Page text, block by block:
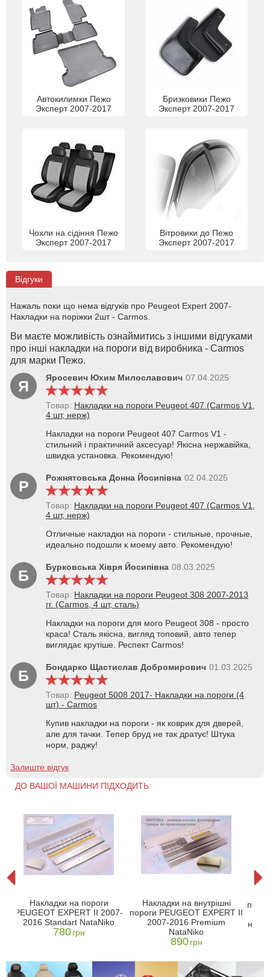
Автокилимки Пежо
Эксперт 2007-2017
Бризковики Пежо
Эксперт 2007-2017
Чохли на сідіння Пежо
Эксперт 2007-2017
Вітровики до Пежо
Эксперт 2007-2017
Відгуки
Нажаль поки що нема відгуків про Peugeot Expert 2007-
Накладки на поріжки 2шт - Carmos.
Ви маєте можливість ознаймитись з іншими відгуками
про інші накладки на пороги від виробника - Carmos
для марки Пежо.
Я Яросевич Юхим Милославович 07.04.2025
Товар: Накладки на пороги Peugeot 407 (Carmos V1,
4 шт, нерж)
Накладки на пороги Peugeot 407 Carmos V1 -
стильний і практичний аксесуар! Якісна нержавійка,
швидка установка. Рекомендую!
Р Рожнятовська Донна Йосипівна 02.04.2025
Товар: Накладки на пороги Peugeot 407 (Carmos V1,
4 шт, нерж)
Отличные накладки на пороги - стильные, прочные,
идеально подошли к моему авто. Рекомендую!
Б Бурковська Хівря Йосипівна 08.03.2025
Товар: Накладки на пороги Peugeot 308 2007-2013
гг. (Carmos, 4 шт, сталь)
Накладки на пороги для мого Peugeot 308 - просто
краса! Сталь якісна, вигляд топовий, авто тепер
виглядає крутіше. Респект Carmos!
Б Бондарко Щастислав Добромирович 01.03.2025
Товар: Peugeot 5008 2017- Накладки на пороги (4
шт) - Carmos
Купив накладки на пороги - як коврик для дверей,
але для тачки. Тепер бруд не так дратує! Штука
норм, раджу!
Залиште відгук
ДО ВАШОЇ МАШИНИ ПІДХОДИТЬ:
Накладки на пороги
PEUGEOT EXPERT II 2007-
2016 Standart NataNiko
780 грн
Накладки на внутрішні
пороги PEUGEOT EXPERT II
2007-2016 Premium
NataNiko
890 грн